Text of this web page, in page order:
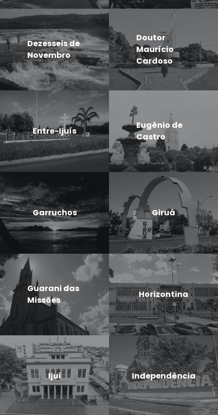
Dezesseis de
Novembro
Doutor
Maurício
Cardoso
Entre-Ijuís
Eugênio de
Castro
Garruchos Giruá
Guarani das
Missões
Horizontina
Ijui Independência